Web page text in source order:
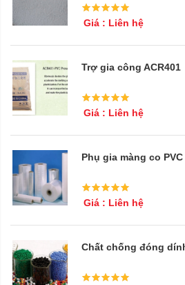
Giá : Liên hệ
Trợ gia công ACR401
Giá : Liên hệ
Phụ gia màng co PVC
Giá : Liên hệ
Chất chống đóng